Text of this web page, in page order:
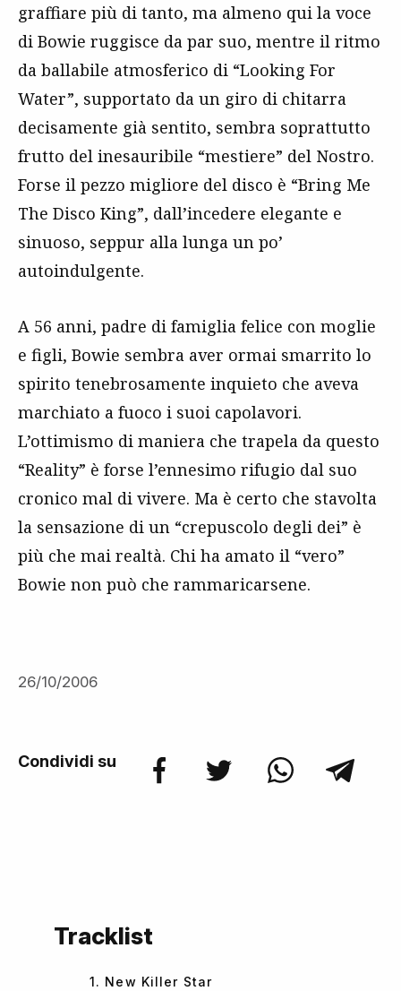
graffiare più di tanto, ma almeno qui la voce
di Bowie ruggisce da par suo, mentre il ritmo
da ballabile atmosferico di “Looking For
Water”, supportato da un giro di chitarra
decisamente già sentito, sembra soprattutto
frutto del inesauribile “mestiere” del Nostro.
Forse il pezzo migliore del disco è “Bring Me
The Disco King”, dall’incedere elegante e
sinuoso, seppur alla lunga un po’
autoindulgente.
A 56 anni, padre di famiglia felice con moglie
e figli, Bowie sembra aver ormai smarrito lo
spirito tenebrosamente inquieto che aveva
marchiato a fuoco i suoi capolavori.
L’ottimismo di maniera che trapela da questo
“Reality” è forse l’ennesimo rifugio dal suo
cronico mal di vivere. Ma è certo che stavolta
la sensazione di un “crepuscolo degli dei” è
più che mai realtà. Chi ha amato il “vero”
Bowie non può che rammaricarsene.
26/10/2006
Condividi su
Tracklist
1. New Killer Star